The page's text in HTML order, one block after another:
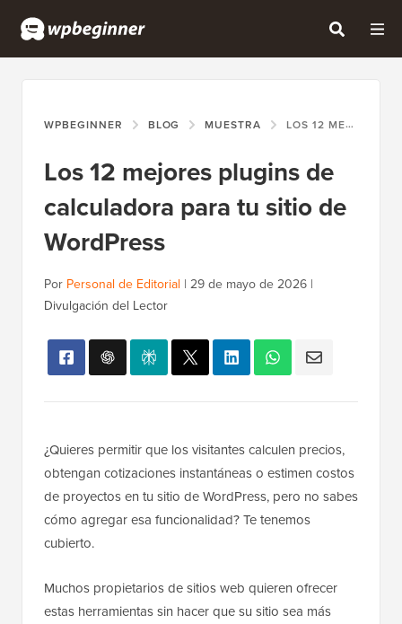
WPBEGINNER BLOG MUESTRA LOS 12 MEJORES PLUGINS DE CALCULADORA PARA TU SITIO DE WORDPRESS
Los 12 mejores plugins de
calculadora para tu sitio de
WordPress
Por Personal de Editorial | 29 de mayo de 2026 |
Divulgación del Lector
¿Quieres permitir que los visitantes calculen precios,
obtengan cotizaciones instantáneas o estimen costos
de proyectos en tu sitio de WordPress, pero no sabes
cómo agregar esa funcionalidad? Te tenemos
cubierto.
Muchos propietarios de sitios web quieren ofrecer
estas herramientas sin hacer que su sitio sea más